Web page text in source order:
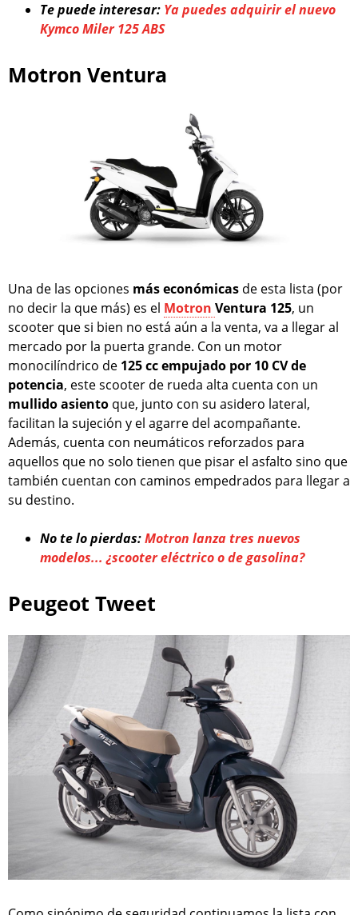
Te puede interesar: Ya puedes adquirir el nuevo
Kymco Miler 125 ABS
Motron Ventura
Una de las opciones más económicas de esta lista (por
no decir la que más) es el Motron Ventura 125, un
scooter que si bien no está aún a la venta, va a llegar al
mercado por la puerta grande. Con un motor
monocilíndrico de 125 cc empujado por 10 CV de
potencia, este scooter de rueda alta cuenta con un
mullido asiento que, junto con su asidero lateral,
facilitan la sujeción y el agarre del acompañante.
Además, cuenta con neumáticos reforzados para
aquellos que no solo tienen que pisar el asfalto sino que
también cuentan con caminos empedrados para llegar a
su destino.
No te lo pierdas:Motron lanza tres nuevos
modelos... ¿scooter eléctrico o de gasolina?
Peugeot Tweet